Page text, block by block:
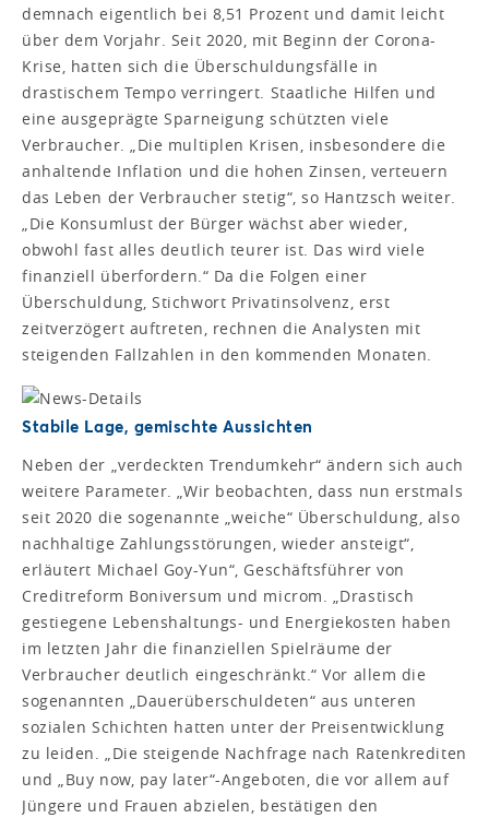
demnach eigentlich bei 8,51 Prozent und damit leicht
über dem Vorjahr. Seit 2020, mit Beginn der Corona-
Krise, hatten sich die Überschuldungsfälle in
drastischem Tempo verringert. Staatliche Hilfen und
eine ausgeprägte Sparneigung schützten viele
Verbraucher. „Die multiplen Krisen, insbesondere die
anhaltende Inflation und die hohen Zinsen, verteuern
das Leben der Verbraucher stetig“, so Hantzsch weiter.
„Die Konsumlust der Bürger wächst aber wieder,
obwohl fast alles deutlich teurer ist. Das wird viele
finanziell überfordern.“ Da die Folgen einer
Überschuldung, Stichwort Privatinsolvenz, erst
zeitverzögert auftreten, rechnen die Analysten mit
steigenden Fallzahlen in den kommenden Monaten.
Stabile Lage, gemischte Aussichten
Neben der „verdeckten Trendumkehr“ ändern sich auch
weitere Parameter. „Wir beobachten, dass nun erstmals
seit 2020 die sogenannte „weiche“ Überschuldung, also
nachhaltige Zahlungsstörungen, wieder ansteigt“,
erläutert Michael Goy-Yun“, Geschäftsführer von
Creditreform Boniversum und microm. „Drastisch
gestiegene Lebenshaltungs- und Energiekosten haben
im letzten Jahr die finanziellen Spielräume der
Verbraucher deutlich eingeschränkt.“ Vor allem die
sogenannten „Dauerüberschuldeten“ aus unteren
sozialen Schichten hatten unter der Preisentwicklung
zu leiden. „Die steigende Nachfrage nach Ratenkrediten
und „Buy now, pay later“-Angeboten, die vor allem auf
Jüngere und Frauen abzielen, bestätigen den